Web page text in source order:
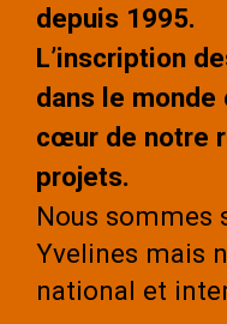
depuis 1995.
L’inscription
dans le
cœur de notre
projets.
Nous sommes
Yvelines mais
national et